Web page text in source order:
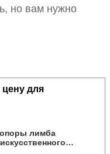
но вам нужно
для
лимба